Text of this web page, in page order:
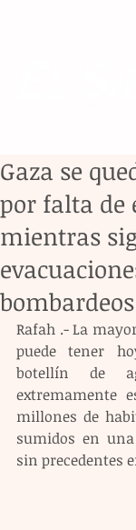
Gaza se
por falta de
mientras
bombardeos
Rafah .- La
puede tener
botellín de
extremamente
millones de
sumidos en
sin precedentes